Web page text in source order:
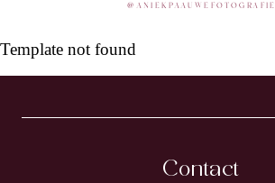
@ ANIEKPAAUWEFOTOGRAFIE
Template not found
Contact